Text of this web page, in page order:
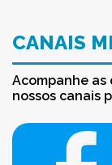
CANAIS
Acompanhe as
nossos canais